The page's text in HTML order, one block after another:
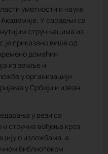
уметности и науке
У сарадњи са
стручњацима из
је приказано више од
домаћин
из земље и
у организацији
у Србији и изван
у вези са
стручна вођења кроз
о изложбама, а
библиотеком